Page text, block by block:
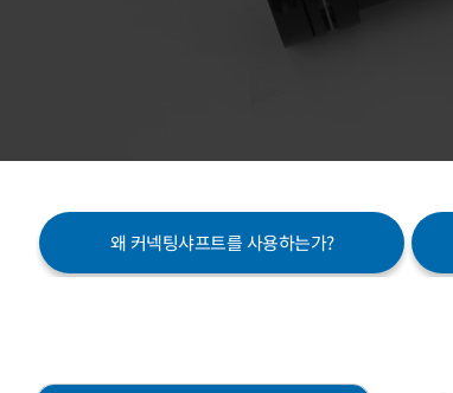
왜 커넥팅샤프트를 사용하는가?